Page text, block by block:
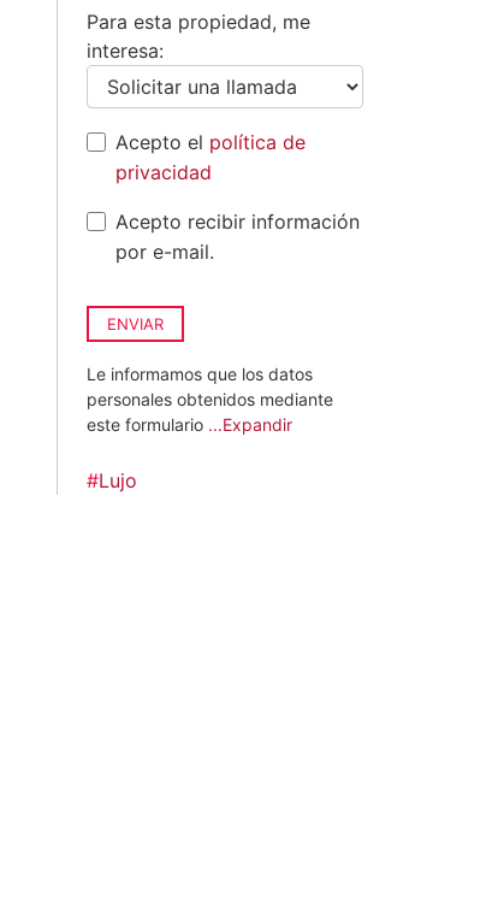
Para esta propiedad, me
interesa:
Acepto el política de
privacidad
Acepto recibir información
por e-mail.
ENVIAR
Le informamos que los datos
personales obtenidos mediante
este formulario ...Expandir
#Lujo